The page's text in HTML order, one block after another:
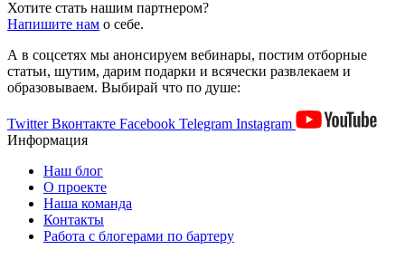
Хотите стать нашим партнером?
Напишите нам о себе.
А в соцсетях мы анонсируем вебинары, постим отборные
статьи, шутим, дарим подарки и всячески развлекаем и
образовываем. Выбирай что по душе:
TwitterВконтакте Facebook Telegram Instagram
Информация
Наш блог
О проекте
Наша команда
Контакты
Работа с блогерами по бартеру